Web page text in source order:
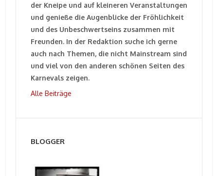
der Kneipe und auf kleineren Veranstaltungen
und genieße die Augenblicke der Fröhlichkeit
und des Unbeschwertseins zusammen mit
Freunden. In der Redaktion suche ich gerne
auch nach Themen, die nicht Mainstream sind
und viel von den anderen schönen Seiten des
Karnevals zeigen.
Alle Beiträge
BLOGGER